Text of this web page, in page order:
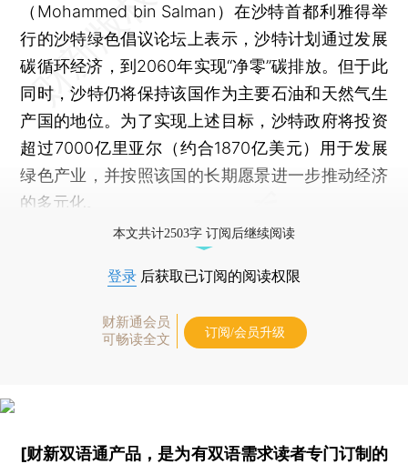
（Mohammed bin Salman）在沙特首都利雅得举
行的沙特绿色倡议论坛上表示，沙特计划通过发展
碳循环经济，到2060年实现“净零”碳排放。但于此
同时，沙特仍将保持该国作为主要石油和天然气生
产国的地位。为了实现上述目标，沙特政府将投资
超过7000亿里亚尔（约合1870亿美元）用于发展
绿色产业，并按照该国的长期愿景进一步推动经济
的多元化。
本文共计2503字 订阅后继续阅读
登录 后获取已订阅的阅读权限
财新通会员
可畅读全文
订阅/会员升级
[财新双语通产品，是为有双语需求读者专门订制的